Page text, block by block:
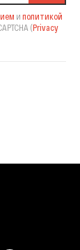
и политикой
(Privacy